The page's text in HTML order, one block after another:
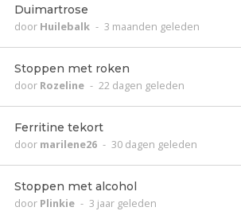
Duimartrose
door Huilebalk - 3 maanden geleden
Stoppen met roken
door Rozeline - 22 dagen geleden
Ferritine tekort
door marilene26 - 30 dagen geleden
Stoppen met alcohol
door Plinkie - 3 jaar geleden